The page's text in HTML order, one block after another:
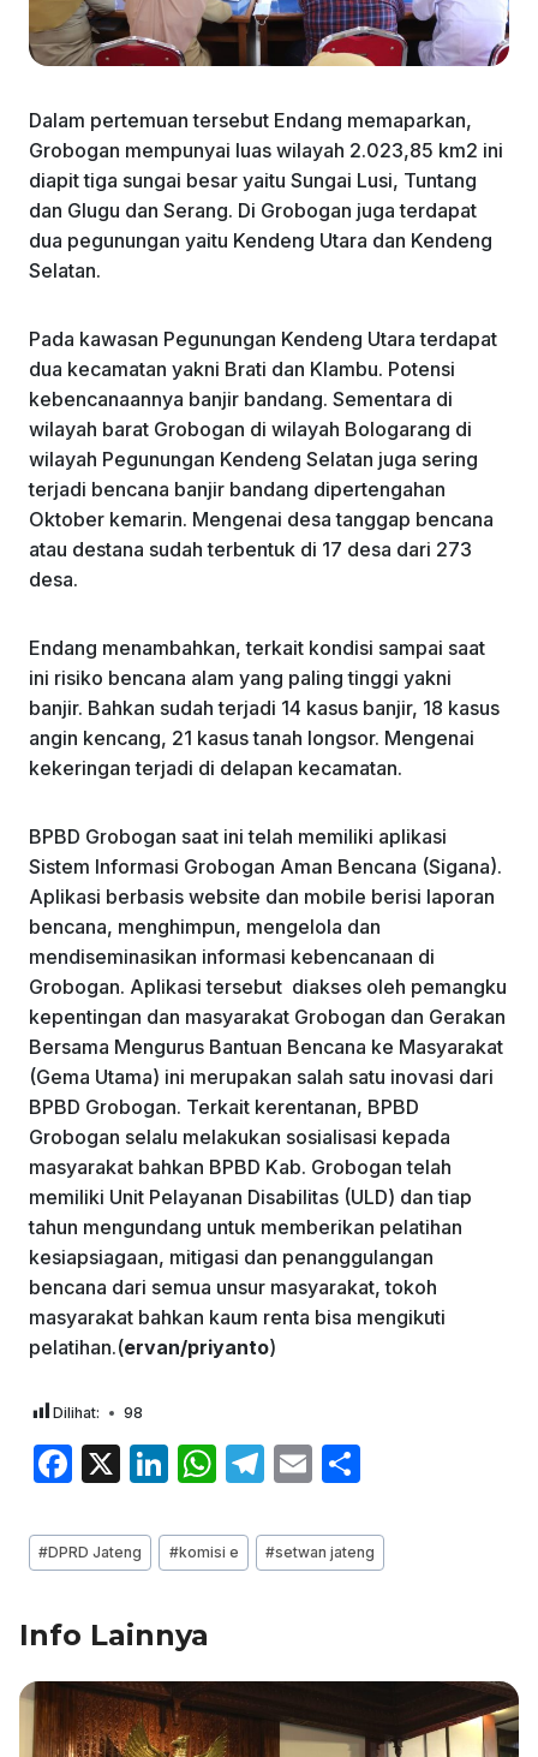
Dalam pertemuan tersebut Endang memaparkan,
Grobogan mempunyai luas wilayah 2.023,85 km2 ini
diapit tiga sungai besar yaitu Sungai Lusi, Tuntang
dan Glugu dan Serang. Di Grobogan juga terdapat
dua pegunungan yaitu Kendeng Utara dan Kendeng
Selatan.
Pada kawasan Pegunungan Kendeng Utara terdapat
dua kecamatan yakni Brati dan Klambu. Potensi
kebencanaannya banjir bandang. Sementara di
wilayah barat Grobogan di wilayah Bologarang di
wilayah Pegunungan Kendeng Selatan juga sering
terjadi bencana banjir bandang dipertengahan
Oktober kemarin. Mengenai desa tanggap bencana
atau destana sudah terbentuk di 17 desa dari 273
desa.
Endang menambahkan, terkait kondisi sampai saat
ini risiko bencana alam yang paling tinggi yakni
banjir. Bahkan sudah terjadi 14 kasus banjir, 18 kasus
angin kencang, 21 kasus tanah longsor. Mengenai
kekeringan terjadi di delapan kecamatan.
BPBD Grobogan saat ini telah memiliki aplikasi
Sistem Informasi Grobogan Aman Bencana (Sigana).
Aplikasi berbasis website dan mobile berisi laporan
bencana, menghimpun, mengelola dan
mendiseminasikan informasi kebencanaan di
Grobogan. Aplikasi tersebut diakses oleh pemangku
kepentingan dan masyarakat Grobogan dan Gerakan
Bersama Mengurus Bantuan Bencana ke Masyarakat
(Gema Utama) ini merupakan salah satu inovasi dari
BPBD Grobogan. Terkait kerentanan, BPBD
Grobogan selalu melakukan sosialisasi kepada
masyarakat bahkan BPBD Kab. Grobogan telah
memiliki Unit Pelayanan Disabilitas (ULD) dan tiap
tahun mengundang untuk memberikan pelatihan
kesiapsiagaan, mitigasi dan penanggulangan
bencana dari semua unsur masyarakat, tokoh
masyarakat bahkan kaum renta bisa mengikuti
pelatihan.(ervan/priyanto)
Dilihat: 98
F
c
e
b
o
o
k
X
Li
k
e
n
W
at
s
p
T
e
gr
E
ai
l
ar
e
Post
Tags:
#DPRD Jateng #komisi e #setwan jateng
Info Lainnya